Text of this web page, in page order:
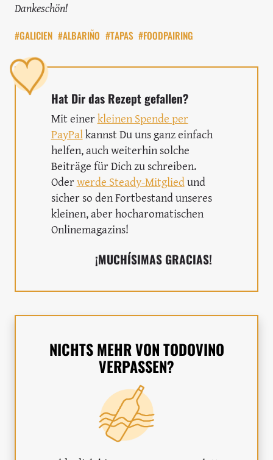
Dankeschön!
#GALICIEN #ALBARIÑO #TAPAS #FOODPAIRING
Hat Dir das Rezept gefallen?
Mit einerkleinen Spende per
PayPalkannst Du uns ganz einfach
helfen, auch weiterhin solche
Beiträge für Dich zu schreiben.
Oderwerde Steady-Mitgliedund
sicher so den Fortbestand unseres
kleinen, aber hocharomatischen
Onlinemagazins!
¡MUCHÍSIMAS GRACIAS!
NICHTS MEHR VON TODOVINO
VERPASSEN?